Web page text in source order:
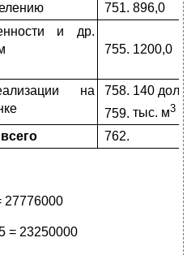
896,0
и др.
1200,0
на
140
тыс. м3
27776000
= 23250000